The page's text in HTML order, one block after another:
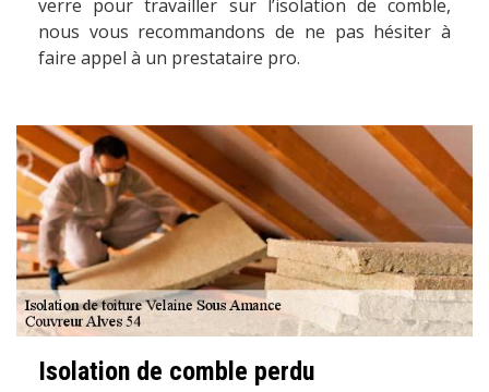
verre pour travailler sur l’isolation de comble,
nous vous recommandons de ne pas hésiter à
faire appel à un prestataire pro.
Isolation de comble perdu